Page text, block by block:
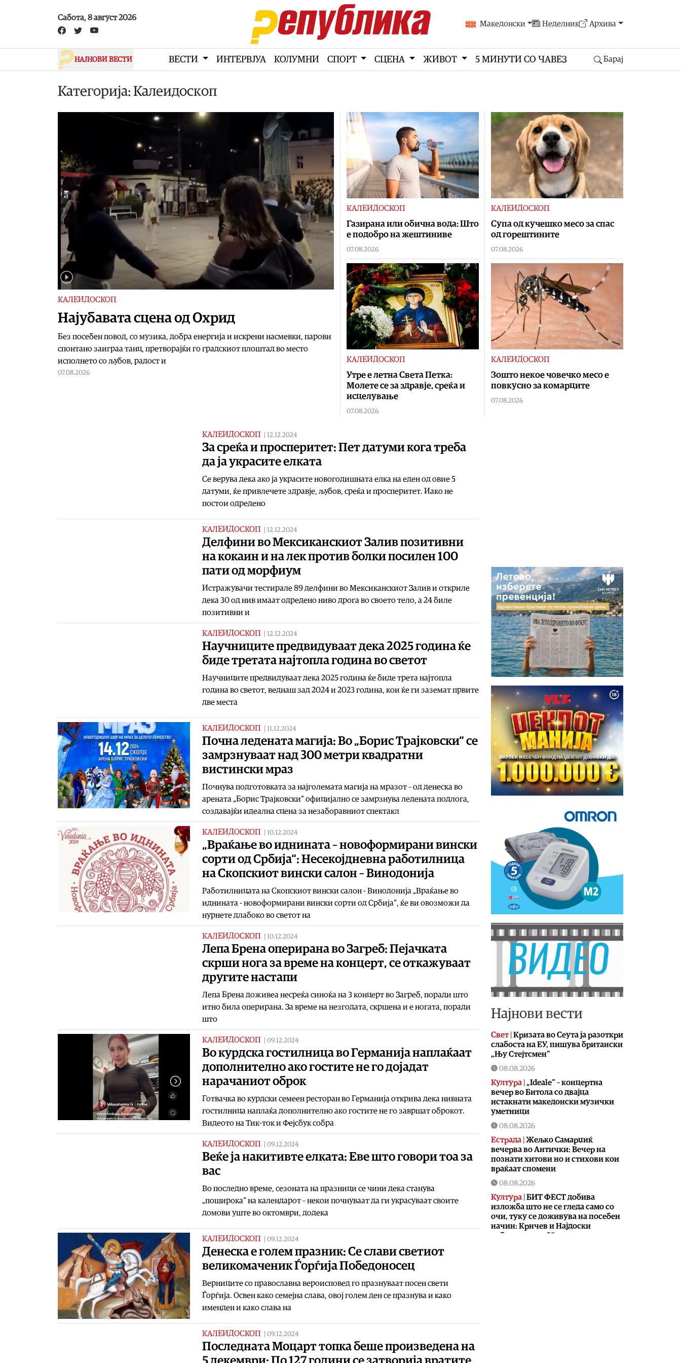
Сабота, 8 август 2026
Македонски Неделник Архива
НАЈНОВИ ВЕСТИ ВЕСТИ ИНТЕРВЈУА КОЛУМНИ СПОРТ СЦЕНА ЖИВОТ 5 МИНУТИ СО ЧАВЕЗ Барај
Категорија: Калеидоскоп
КАЛЕИДОСКОП
Најубавата сцена од Охрид
Без посебен повод, со музика, добра енергија и искрени насмевки, парови
спонтано заиграа танц, претворајќи го градскиот плоштад во место
исполнето со љубов, радост и
07.08.2026
КАЛЕИДОСКОП
Газирана или обична вода: Што
е подобро на жештиниве
07.08.2026
КАЛЕИДОСКОП
Супа од кучешко месо за спас
од горештините
07.08.2026
КАЛЕИДОСКОП
Утре е летна Света Петка:
Молете се за здравје, среќа и
исцелување
07.08.2026
КАЛЕИДОСКОП
Зошто некое човечко месо е
повкусно за комарците
07.08.2026
КАЛЕИДОСКОП | 12.12.2024
За среќа и просперитет: Пет датуми кога треба
да ја украсите елката
Се верува дека ако ја украсите новогодишната елка на еден од овие 5
датуми, ќе привлечете здравје, љубов, среќа и просперитет. Иако не
постои одредено
КАЛЕИДОСКОП | 12.12.2024
Делфини во Мексиканскиот Залив позитивни
на кокаин и на лек против болки посилен 100
пати од морфиум
Истражувачи тестирале 89 делфини во Мексиканскиот Залив и откриле
дека 30 од нив имаат одредено ниво дрога во своето тело, а 24 биле
позитивни и
КАЛЕИДОСКОП | 12.12.2024
Научниците предвидуваат дека 2025 година ќе
биде третата најтопла година во светот
Научниците предвидуваат дека 2025 година ќе биде трета најтопла
година во светот, веднаш зад 2024 и 2023 година, кои ќе ги заземат првите
две места
КАЛЕИДОСКОП | 11.12.2024
Почна ледената магија: Во „Борис Трајковски“ се
замрзнуваат над 300 метри квадратни
вистински мраз
Почнува подготовката за најголемата магија на мразот – од денеска во
арената „Борис Трајковски“ официјално се замрзнува ледената подлога,
создавајќи идеална сцена за незаборавниот спектакл
КАЛЕИДОСКОП | 10.12.2024
„Враќање во иднината – новоформирани вински
сорти од Србија“: Несекојдневна работилница
на Скопскиот вински салон – Винодонија
Работилницата на Скопскиот вински салон - Винодонија „Враќање во
иднината - новоформирани вински сорти од Србија“, ќе ви овозможи да
нурнете длабоко во светот на
КАЛЕИДОСКОП | 10.12.2024
Лепа Брена оперирана во Загреб: Пејачката
скрши нога за време на концерт, се откажуваат
другите настапи
Лепа Брена доживеа несреќа синоќа на 3 концерт во Загреб, поради што
итно била оперирана. За време на незгодата, скршена и е ногата, поради
што
КАЛЕИДОСКОП | 09.12.2024
Во курдска гостилница во Германија наплаќаат
дополнително ако гостите не го дојадат
нарачаниот оброк
Готвачка во курдски семеен ресторан во Германија открива дека нивната
гостилница наплаќа дополнително ако гостите не го завршат оброкот.
Видеото на Тик-ток и Фејсбук собра
КАЛЕИДОСКОП | 09.12.2024
Веќе ја накитивте елката: Еве што говори тоа за
вас
Во последно време, сезоната на празници се чини дека станува
„поширока“ на календарот – некои почнуваат да ги украсуваат своите
домови уште во октомври, додека
КАЛЕИДОСКОП | 09.12.2024
Денеска е голем празник: Се слави светиот
великомаченик Ѓорѓија Победоносец
Верниците со православна вероисповед го празнуваат посен свети
Ѓорѓија. Освен како семејна слава, овој голем ден се празнува и како
именден и како слава на
КАЛЕИДОСКОП | 09.12.2024
Последната Моцарт топка беше произведена на
Најнови вести
Свет| Кризата во Сеута ја разоткри
слабостa на ЕУ, пишува британски
„Њу Стејтсмен“
08.08.2026
Култура | „Ideale“ – концертна
вечер во Битола со двајца
истакнати македонски музички
уметници
08.08.2026
Естрада | Жељко Самарџиќ
вечерва во Антички: Вечер на
познати хитови но и стихови кои
враќаат спомени
08.08.2026
Култура | БИТ ФЕСТ добива
изложба што не се гледа само со
очи, туку се доживува на посебен
начин: Крнчев и Најдоски
одбележуваат 25 години